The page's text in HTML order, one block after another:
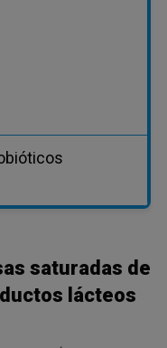
saturadas de
lácteos